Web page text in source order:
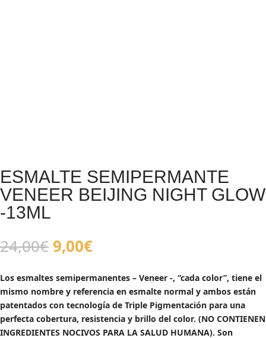
ESMALTE SEMIPERMANTE
VENEER BEIJING NIGHT GLOW
-13ML
24,00€El
precio
original
era:
24,00€.
9,00€El
actual
es:
9,00€.
Los esmaltes semipermanentes – Veneer -, “cada color”, tiene el
mismo nombre y referencia en esmalte normal y ambos están
patentados con tecnología de Triple Pigmentación para una
perfecta cobertura, resistencia y brillo del color. (NO CONTIENEN
INGREDIENTES NOCIVOS PARA LA SALUD HUMANA). Son